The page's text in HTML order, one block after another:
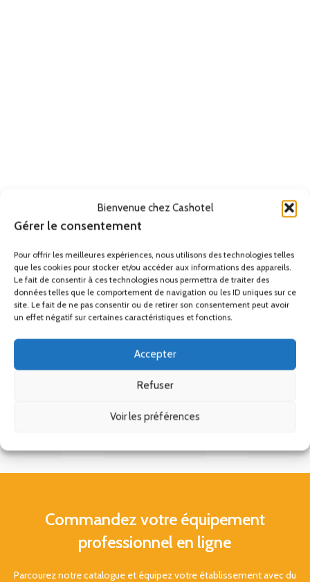
Bienvenue chez Cashotel
Gérer le consentement
Pour offrir les meilleures expériences, nous utilisons des technologies telles
que les cookies pour stocker et/ou accéder aux informations des appareils.
Le fait de consentir à ces technologies nous permettra de traiter des
données telles que le comportement de navigation ou les ID uniques sur ce
site. Le fait de ne pas consentir ou de retirer son consentement peut avoir
un effet négatif sur certaines caractéristiques et fonctions.
Accepter
Refuser
Voir les préférences
Commandez votre équipement
professionnel en ligne
Parcourez notre catalogue et équipez votre établissement avec du